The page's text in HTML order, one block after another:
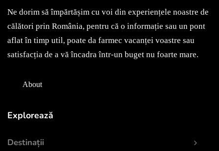
Ne dorim să împărtășim cu voi din experiențele noastre de
călători prin România, pentru că o informație sau un pont
aflat în timp util, poate da farmec vacanței voastre sau
satisfacția de a vă încadra într-un buget nu foarte mare.
About
Explorează
Destinații